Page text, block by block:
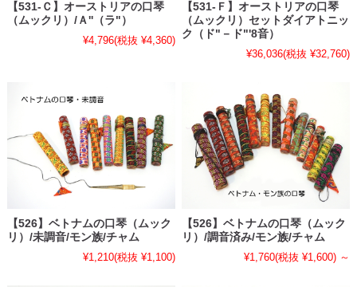
【531-Ｃ】オーストリアの口琴
（ムックリ）/Ａ''（ラ"）
¥4,796(税抜 ¥4,360)
【531-Ｆ】オーストリアの口琴
（ムックリ）セットダイアトニッ
ク（ド"－ド"'8音）
¥36,036(税抜 ¥32,760)
【526】ベトナムの口琴（ムック
リ）/未調音/モン族/チャム
¥1,210(税抜 ¥1,100)
【526】ベトナムの口琴（ムック
リ）/調音済み/モン族/チャム
¥1,760(税抜 ¥1,600) ～